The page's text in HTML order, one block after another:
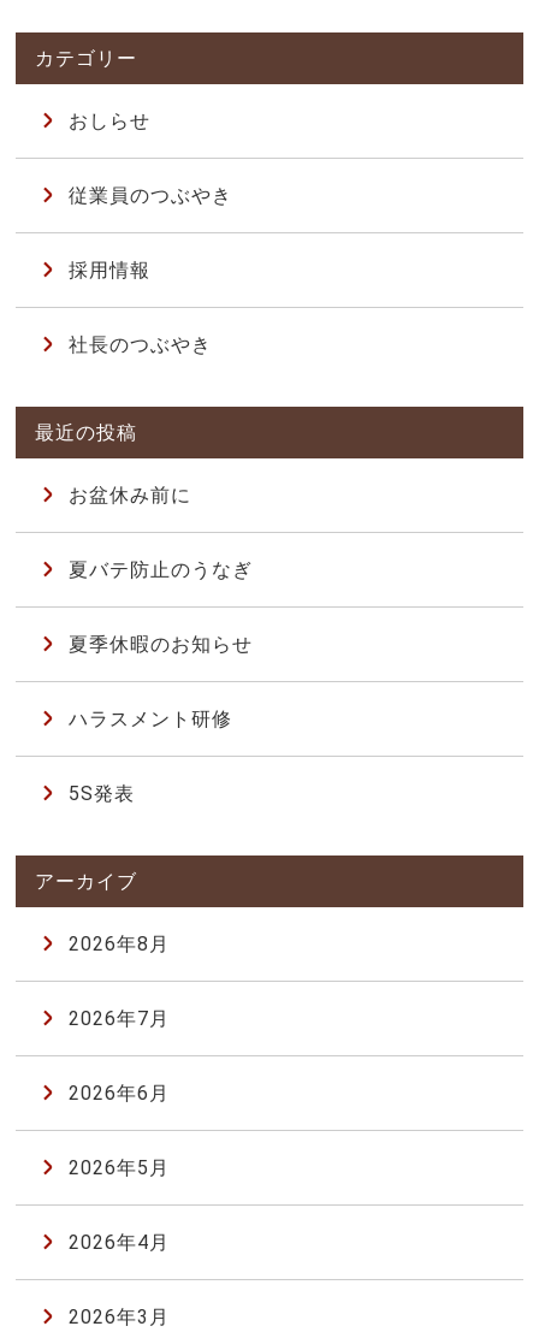
おしらせ
従業員のつぶやき
採用情報
社長のつぶやき
お盆休み前に
夏バテ防止のうなぎ
夏季休暇のお知らせ
ハラスメント研修
5S発表
2026年8月
2026年7月
2026年6月
2026年5月
2026年4月
2026年3月